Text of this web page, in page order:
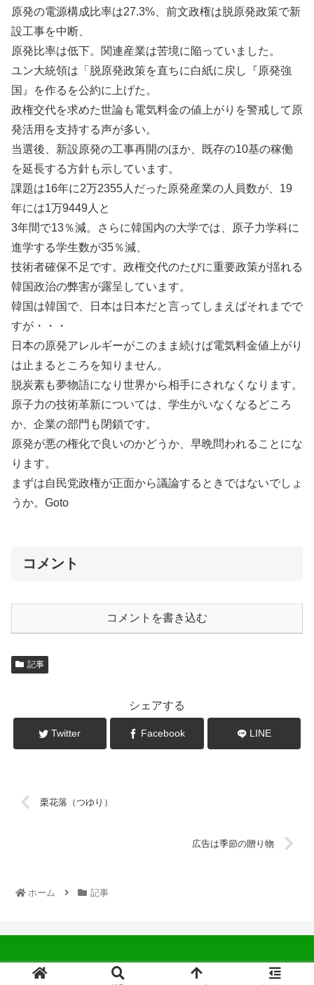
原発の電源構成比率は27.3%、前文政権は脱原発政策で新
設工事を中断、
原発比率は低下。関連産業は苦境に陥っていました。
ユン大統領は「脱原発政策を直ちに白紙に戻し『原発強
国』を作るを公約に上げた。
政権交代を求めた世論も電気料金の値上がりを警戒して原
発活用を支持する声が多い。
当選後、新設原発の工事再開のほか、既存の10基の稼働
を延長する方針も示しています。
課題は16年に2万2355人だった原発産業の人員数が、19
年には1万9449人と
3年間で13％減。さらに韓国内の大学では、原子力学科に
進学する学生数が35％減、
技術者確保不足です。政権交代のたびに重要政策が揺れる
韓国政治の弊害が露呈しています。
韓国は韓国で、日本は日本だと言ってしまえばそれまでで
すが・・・
日本の原発アレルギーがこのまま続けば電気料金値上がり
は止まるところを知りません。
脱炭素も夢物語になり世界から相手にされなくなります。
原子力の技術革新については、学生がいなくなるどころ
か、企業の部門も閉鎖です。
原発が悪の権化で良いのかどうか、早晩問われることにな
ります。
まずは自民党政権が正面から議論するときではないでしょ
うか。Goto
コメント
コメントを書き込む
記事
シェアする
Twitter Facebook LINE
栗花落（つゆり）
広告は季節の贈り物
ホーム 記事
© 2022 中広会長ブログ.